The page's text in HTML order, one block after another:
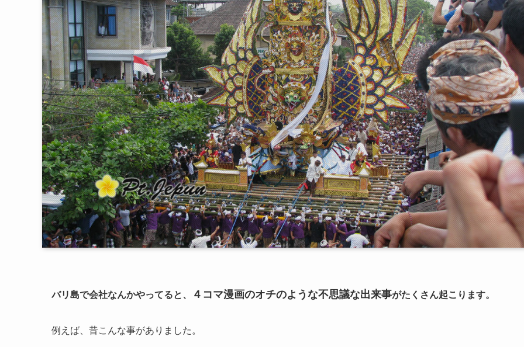
バリ島で会社なんかやってると、 ４コマ漫画のオチのような不思議な出来事がたくさん起こります。
例えば、昔こんな事がありました。